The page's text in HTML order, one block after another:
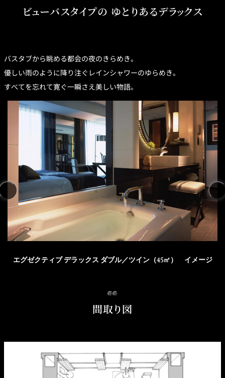
トラ
バー
オーバカナル
大観苑＜
TAIKAN EN＞
鉄板焼/ステーキ
リブルーム
石心亭＜
SEKISHIN-TEI＞
清泉亭＜
SEISEN-TEI＞
日本料理
千羽鶴＜
SENBAZURU＞
KATO'S DINING
& BAR
麺処
NAKAJIMA 紀尾井 なだ万
なだ万本店 山
茶花荘＜
SAZANKA-SO
＞
天婦羅 ほり川
紀尾井町 藍泉
＜RANSEN＞
岡半＜
OKAHAN＞
久兵衛（ザ・
メイン）＜
KYUBEY＞
つきじ鈴富＜
SUZUTOMI＞ ふみぜん
にいづ
ンジ
COFFEE OUTRIGGER
ビューバスタイプの ゆとりあるデラックス
バスタブから眺める都会の夜のきらめき。
優しい雨のように降り注ぐレインシャワーのゆらめき。
すべてを忘れて寛ぐ一瞬さえ美しい物語。
エグゼクティブ デラックス ダブル／ツイン（45㎡） イメージ
間取り図